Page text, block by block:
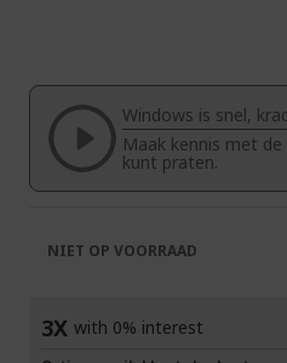
van
afbeeldingen-
gallerij
begin
afbeeldingen-
gallerij
Windows is snel,
Maak kennis met
kunt praten.
NIET OP VOORRAAD
3X with 0% interest